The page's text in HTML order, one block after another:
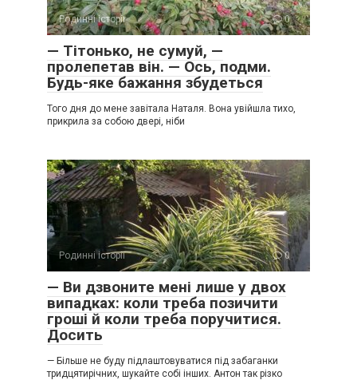
Родинні історії 0
— Тітонько, не сумуй, —
пролепетав він. — Ось, подми.
Будь-яке бажання збудеться
Того дня до мене завітала Наталя. Вона увійшла тихо,
прикрила за собою двері, ніби
Родинні історії 0
— Ви дзвоните мені лише у двох
випадках: коли треба позичити
гроші й коли треба поручитися.
Досить
— Більше не буду підлаштовуватися під забаганки
тридцятирічних, шукайте собі інших. Антон так різко